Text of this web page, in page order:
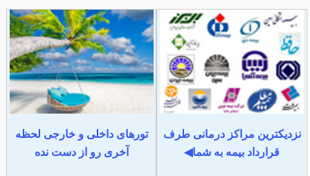
نزدیکترین مراکز درمانی طرف
قرارداد بیمه به شما◀
تورهای داخلی و خارجی لحظه
آخری رو از دست نده